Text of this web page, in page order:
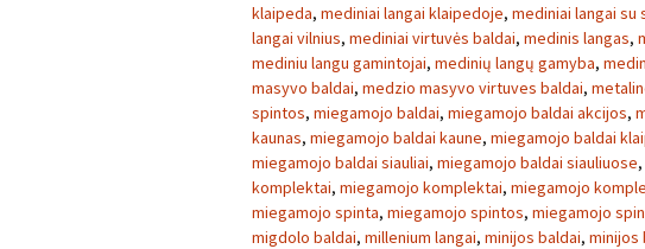
klaipeda, mediniai langai klaipedoje, mediniai langai su
langai vilnius, mediniai virtuvės baldai, medinis langas,
mediniu langu gamintojai, medinių langų gamyba,
masyvo baldai, medzio masyvo virtuves baldai,
spintos, miegamojo baldai, miegamojo baldai akcijos,
kaunas, miegamojo baldai kaune, miegamojo baldai
miegamojo baldai siauliai, miegamojo baldai siauliuose,
komplektai, miegamojo komplektai, miegamojo
miegamojo spinta, miegamojo spintos, miegamojo
migdolo baldai, millenium langai, minijos baldai, minijos